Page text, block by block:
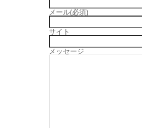
メール(必須)
サイト
メッセージ